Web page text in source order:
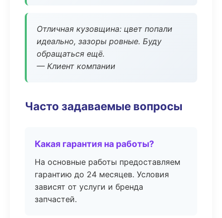
Отличная кузовщина: цвет попали
идеально, зазоры ровные. Буду
обращаться ещё.
— Клиент компании
Часто задаваемые вопросы
Какая гарантия на работы?
На основные работы предоставляем
гарантию до 24 месяцев. Условия
зависят от услуги и бренда
запчастей.